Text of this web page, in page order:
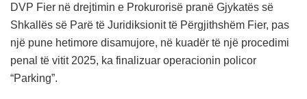
DVP Fier në drejtimin e Prokurorisë pranë Gjykatës së
Shkallës së Parë të Juridiksionit të Përgjithshëm Fier, pas
një pune hetimore disamujore, në kuadër të një procedimi
penal të vitit 2025, ka finalizuar operacionin policor
“Parking”.